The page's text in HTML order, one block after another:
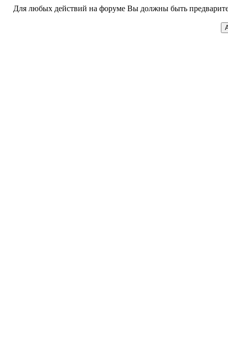
Для любых действий на форуме Вы должны быть